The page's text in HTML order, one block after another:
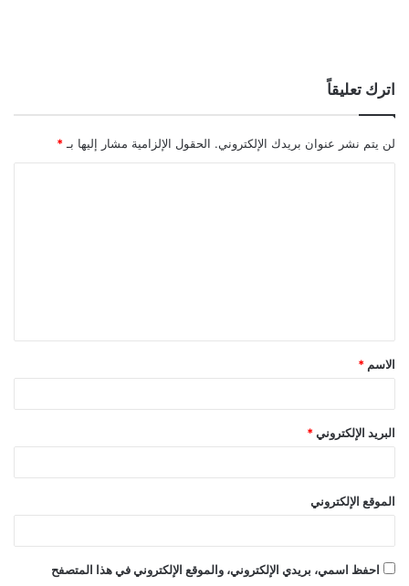
اترك تعليقاً
لن يتم نشر عنوان بريدك الإلكتروني. الحقول الإلزامية مشار إليها بـ *
ق
*
الاسم *
البريد الإلكتروني *
الموقع الإلكتروني
احفظ اسمي، بريدي الإلكتروني، والموقع الإلكتروني في هذا المتصفح